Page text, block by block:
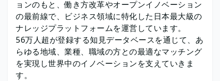
ョンのもと、働き方改革やオープンイノベーション
の最前線で、ビジネス領域に特化した日本最大級の
ナレッジプラットフォームを運営しています。
56万人超が登録する知見データベースを通じて、あ
らゆる地域、業種、職域の方との最適なマッチング
を実現し世界中のイノベーションを支えていきま
す。